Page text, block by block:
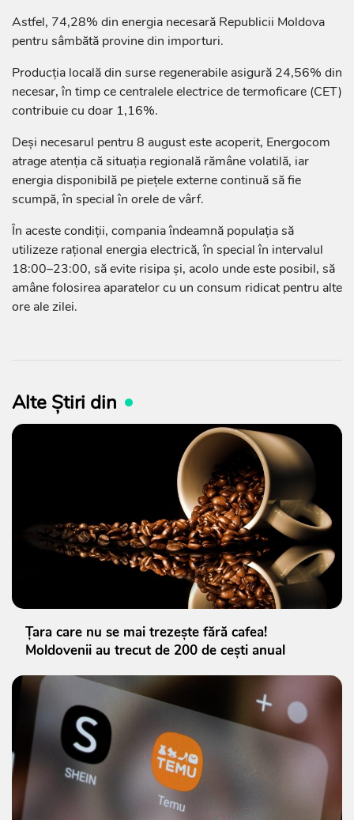
Astfel, 74,28% din energia necesară Republicii Moldova
pentru sâmbătă provine din importuri.
Producția locală din surse regenerabile asigură 24,56% din
necesar, în timp ce centralele electrice de termoficare (CET)
contribuie cu doar 1,16%.
Deși necesarul pentru 8 august este acoperit, Energocom
atrage atenția că situația regională rămâne volatilă, iar
energia disponibilă pe piețele externe continuă să fie
scumpă, în special în orele de vârf.
În aceste condiții, compania îndeamnă populația să
utilizeze rațional energia electrică, în special în intervalul
18:00–23:00, să evite risipa și, acolo unde este posibil, să
amâne folosirea aparatelor cu un consum ridicat pentru alte
ore ale zilei.
Alte Știri din
Țara care nu se mai trezește fără cafea!
Moldovenii au trecut de 200 de cești anual